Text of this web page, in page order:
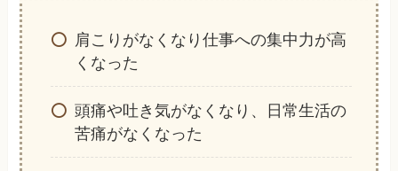
肩こりがなくなり仕事への集中力が高
くなった
頭痛や吐き気がなくなり、日常生活の
苦痛がなくなった